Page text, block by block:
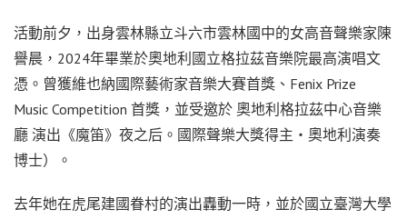
活動前夕，出身雲林縣立斗六市雲林國中的女高音聲樂家陳
譽晨，2024年畢業於奧地利國立格拉茲音樂院最高演唱文
憑。曾獲維也納國際藝術家音樂大賽首獎、Fenix Prize
Music Competition 首獎，並受邀於 奧地利格拉茲中心音樂
廳 演出《魔笛》夜之后。國際聲樂大獎得主‧奧地利演奏
博士）。
去年她在虎尾建國眷村的演出轟動一時，並於國立臺灣大學